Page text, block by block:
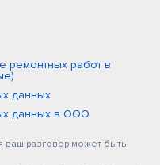
ремонтных работ в
данных
данных в ООО
ваш разговор может быть